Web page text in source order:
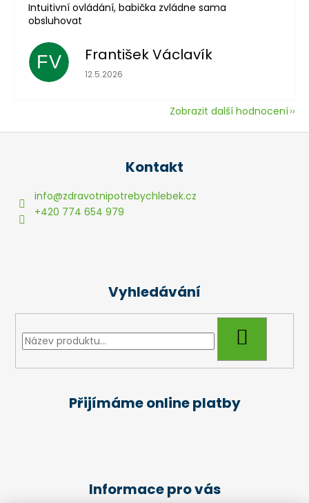
Intuitivní ovládání, babička zvládne sama
obsluhovat
FV František Václavík
Hodnocení obchodu je 5 z 5 hvězdiček.
12.5.2026
Zobrazit další hodnocení
Kontakt
info@zdravotnipotrebychlebek.cz
+420 774 654 979
Vyhledávání
Přijímáme online platby
Informace pro vás